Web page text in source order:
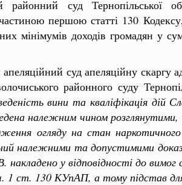
районний суд Тернопільської
першою статті 130
мінімумів доходів громадян у
суд апеляційну скаргу
районного суду
вини та кваліфікація дій
належним чином
огляду на стан
належними та допустимими
накладено у відповідності до
1 ст. 130 КУпАП, а тому підстав